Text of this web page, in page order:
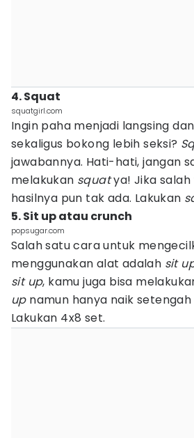
4. Squat
squatgirl.com
Ingin paha menjadi langsing
sekaligus bokong lebih seksi?
jawabannya. Hati-hati, jangan
melakukan squatya! Jika salah
hasilnya pun tak ada. Lakukan
5. Sit up atau crunch
popsugar.com
Salah satu cara untuk
menggunakan alat adalah sit
sit up, kamu juga bisa
upnamun hanya naik setengah
Lakukan 4x8 set.